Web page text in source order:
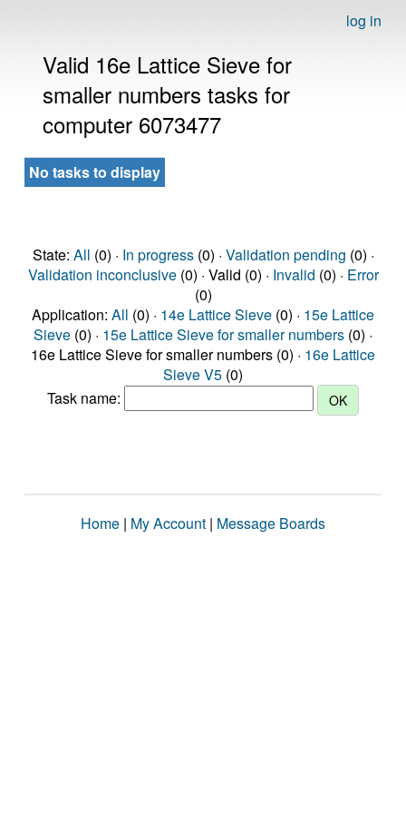
log in
Valid 16e Lattice Sieve for
smaller numbers tasks for
computer 6073477
No tasks to display
State: All (0) · In progress(0) · Validation pending (0) ·
Validation inconclusive(0) · Valid (0) · Invalid (0) · Error
(0)
Application: All (0) · 14e Lattice Sieve (0) · 15e Lattice
Sieve (0) · 15e Lattice Sieve for smaller numbers (0) ·
16e Lattice Sieve for smaller numbers (0) · 16e Lattice
Sieve V5 (0)
Task name:
Home | My Account | Message Boards